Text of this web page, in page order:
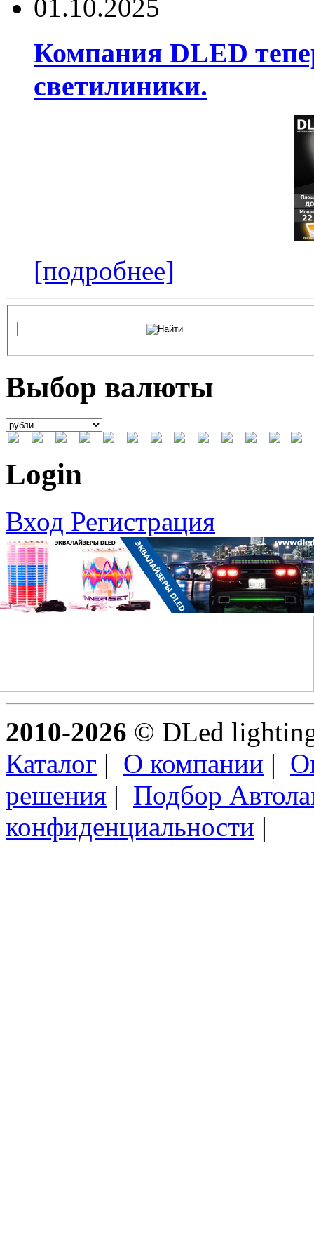
01.10.2025
Компания DLED
светилиники.
[подробнее]
Выбор валюты
Login
Вход Регистрация
2010-2026 © DLed
Каталог | О компании |
решения | Подбор
конфиденциальности |